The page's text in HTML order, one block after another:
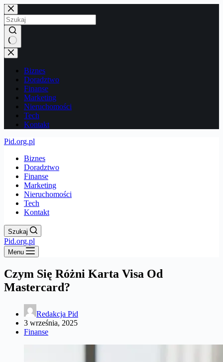
Przejdź
do
treści
Brak
wyników
Biznes
Doradztwo
Finanse
Marketing
Nieruchomości
Tech
Kontakt
Pid.org.pl
Biznes
Doradztwo
Finanse
Marketing
Nieruchomości
Tech
Kontakt
Szukaj
Pid.org.pl
Menu
Czym Się Różni Karta Visa Od
Mastercard?
Redakcja Pid
3 września, 2025
Finanse